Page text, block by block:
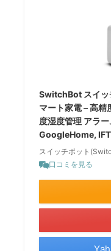
SwitchBot スイッ
マート家電 – 高
度湿度管理 アラ
GoogleHome,
スイッチボット
口コミを見る